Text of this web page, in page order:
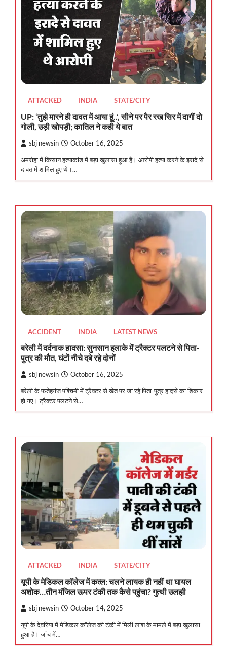
ATTACKED INDIA STATE/CITY
UP: ‘तुझे मारने ही दावत में आया हूं..’, सीने पर पैर रख सिर में दागीं दो
गोली, उड़ी खोपड़ी; कातिल ने कही ये बात
sbj newsin October 16, 2025
अमरोहा में किसान हत्याकांड में बड़ा खुलासा हुआ है। आरोपी हत्या करने के इरादे से
दावत में शामिल हुए थे।…
ACCIDENT INDIA LATEST NEWS
बरेली में दर्दनाक हादसा: सुनसान इलाके में ट्रैक्टर पलटने से पिता-
पुत्र की मौत, घंटों नीचे दबे रहे दोनों
sbj newsin October 16, 2025
बरेली के फतेहगंज पश्चिमी में ट्रैक्टर से खेत पर जा रहे पिता-पुत्र हादसे का शिकार
हो गए। ट्रैक्टर पलटने से…
ATTACKED INDIA STATE/CITY
यूपी के मेडिकल कॉलेज में कत्ल: चलने लायक ही नहीं था घायल
अशोक…तीन मंजिल ऊपर टंकी तक कैसे पहुंचा? गुत्थी उलझी
sbj newsin October 14, 2025
यूपी के देवरिया में मेडिकल कॉलेज की टंकी में मिली लाश के मामले में बड़ा खुलासा
हुआ है। जांच में…